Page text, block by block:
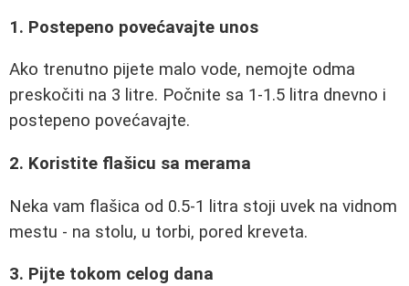
1. Postepeno povećavajte unos
Ako trenutno pijete malo vode, nemojte odma
preskočiti na 3 litre. Počnite sa 1-1.5 litra dnevno i
postepeno povećavajte.
2. Koristite flašicu sa merama
Neka vam flašica od 0.5-1 litra stoji uvek na vidnom
mestu - na stolu, u torbi, pored kreveta.
3. Pijte tokom celog dana